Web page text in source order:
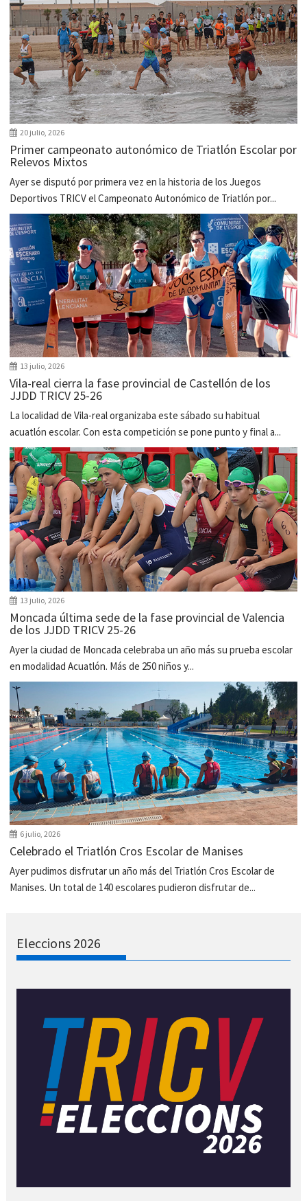
20 julio, 2026
Primer campeonato autonómico de Triatlón Escolar por
Relevos Mixtos
Ayer se disputó por primera vez en la historia de los Juegos
Deportivos TRICV el Campeonato Autonómico de Triatlón por...
13 julio, 2026
Vila-real cierra la fase provincial de Castellón de los
JJDD TRICV 25-26
La localidad de Vila-real organizaba este sábado su habitual
acuatlón escolar. Con esta competición se pone punto y final a...
13 julio, 2026
Moncada última sede de la fase provincial de Valencia
de los JJDD TRICV 25-26
Ayer la ciudad de Moncada celebraba un año más su prueba escolar
en modalidad Acuatlón. Más de 250 niños y...
6 julio, 2026
Celebrado el Triatlón Cros Escolar de Manises
Ayer pudimos disfrutar un año más del Triatlón Cros Escolar de
Manises. Un total de 140 escolares pudieron disfrutar de...
Eleccions 2026